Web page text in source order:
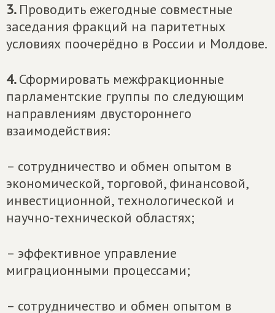
3. Проводить ежегодные совместные
заседания фракций на паритетных
условиях поочерёдно в России и Молдове.
4.Сформировать межфракционные
парламентские группы по следующим
направлениям двустороннего
взаимодействия:
– сотрудничество и обмен опытом в
экономической, торговой, финансовой,
инвестиционной, технологической и
научно-технической областях;
– эффективное управление
миграционными процессами;
– сотрудничество и обмен опытом в